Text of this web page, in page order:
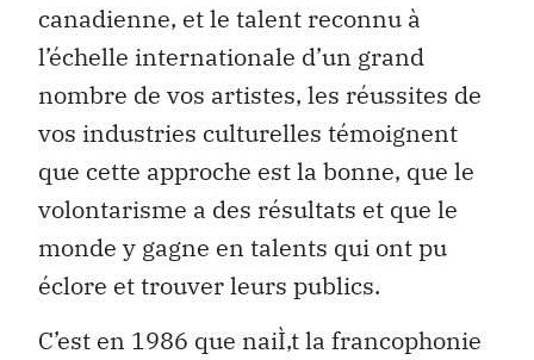
canadienne, et le talent reconnu à
l’échelle internationale d’un grand
nombre de vos artistes, les réussites de
vos industries culturelles témoignent
que cette approche est la bonne, que le
volontarisme a des résultats et que le
monde y gagne en talents qui ont pu
éclore et trouver leurs publics.
C’est en 1986 que naiÌ‚t la francophonie